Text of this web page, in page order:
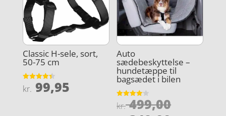
Classic H-sele, sort,
50-75 cm
Vurderet
4.4
kr. 99,95
Auto
sædebeskyttelse –
hundetæppe til
bagsædet i bilen
Vurderet
4.1
kr.499,00Den